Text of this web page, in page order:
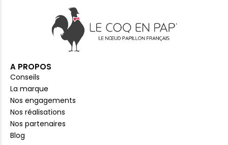
A PROPOS
Conseils
La marque
Nos engagements
Nos réalisations
Nos partenaires
Blog